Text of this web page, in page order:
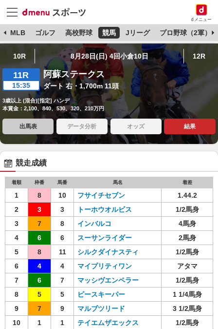
dメニュー
MLB ゴルフ 高校野球 競馬 Jリーグ プロ野球（2軍）
10R 8月28日(日) 4回小倉10日 12R
11R
15:35
阿蘇ステークス
ダート 右・1,700m 11頭
3歳以上 (混合)[指定] ハンデ
本賞金：2,100、840、530、320、210万円
出馬表 データ分析 オッズ 結果
競走成績
着順 枠番 馬番 馬名 着差
1 8 10 フサイチセブン
1.44.2
2
3 3 トーホウオルビス
1/2馬身
3
7 8 インバルコ
4馬身
4
6 6 スーサンライダー
2馬身
5
8 11 シルクダイナスティ
1/2馬身
6
4 4 マイプリティワン
アタマ
7
6 7 マッシヴエンペラー
1/2馬身
8
5 5 ピースキーパー
1 1/4馬身
9
7 9 マルブツリード
3 1/2馬身
10
1 1 テイエムザエックス
1/2馬身